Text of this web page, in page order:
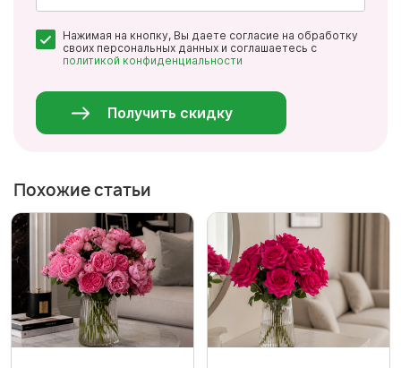
*
Нажимая на кнопку, Вы даете согласие на обработку
своих персональных данных и соглашаетесь с
политикой конфиденциальности
Получить скидку
Похожие статьи